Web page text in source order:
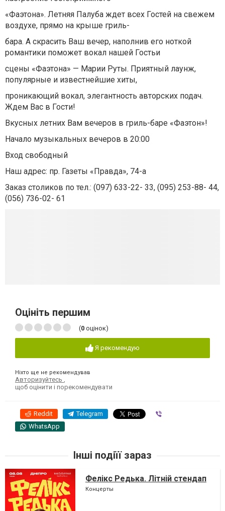
«Фаэтона». Летняя Палуба ждет всех Гостей на свежем
воздухе, прямо на крыше гриль-
бара. А скрасить Ваш вечер, наполнив его ноткой
романтики поможет вокал нашей Гостьи
сцены «Фаэтона» — Марии Руты. Приятный лаунж,
популярные и известнейшие хиты,
проникающий вокал, элегантность авторских подач.
Ждем Вас в Гости!
Вкусных летних Вам вечеров в гриль-баре «Фаэтон»!
Начало музыкальных вечеров в 20:00
Вход свободный
Наш адрес: пр. Газеты «Правда», 74-а
Заказ столиков по тел.: (097) 633-22- 33, (095) 253-88- 44,
(056) 736-02- 61
Оцініть першим
(0 оцінок)
Я рекомендую
Ніхто ще не рекомендував
Авторизуйтесь ,
щоб оцінити і порекомендувати
Reddit Telegram
WhatsApp
Інші подіїї зараз
Фелікс Редька. Літній стендап
Концерты